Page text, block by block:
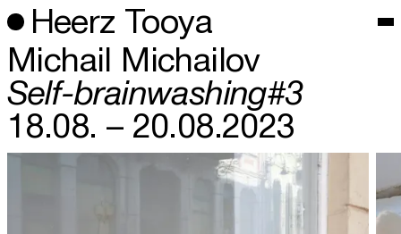
Heerz Tooya
Michail Michailov
Self-brainwashing#3
18.08. – 20.08.2023